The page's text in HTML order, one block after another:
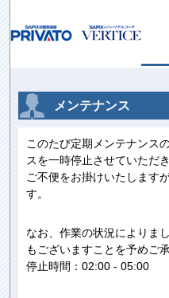
メンテナンス
このたび定期メンテナンス
スを一時停止させていただき
ご不便をお掛けいたします
す。
なお、作業の状況によりま
もございますことを予めご
停止時間：02:00 - 05:00